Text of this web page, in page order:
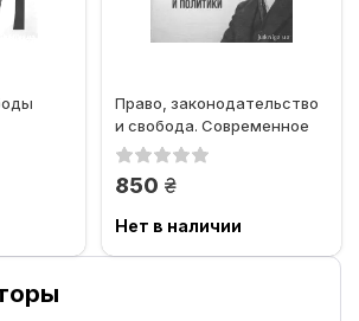
Право, законодательство
и свобода. Современное
понимание либеральных...
850 грн.
Нет в наличии